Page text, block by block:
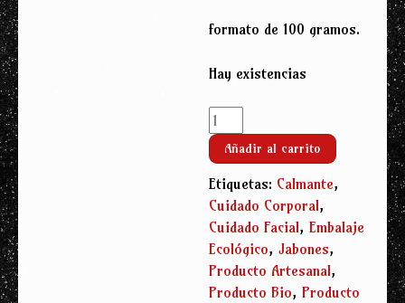
formato de 100 gramos.
Hay existencias
Jabón
de
Aloe
Vera
(100g)
cantidad
Añadir al carrito
Etiquetas: Calmante,
Cuidado Corporal,
Cuidado Facial,Embalaje
Ecológico,Jabones,
Producto Artesanal,
Producto Bio,Producto